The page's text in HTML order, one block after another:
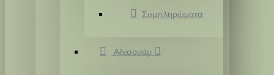
Συμπληρώματα
Αξεσουάρ